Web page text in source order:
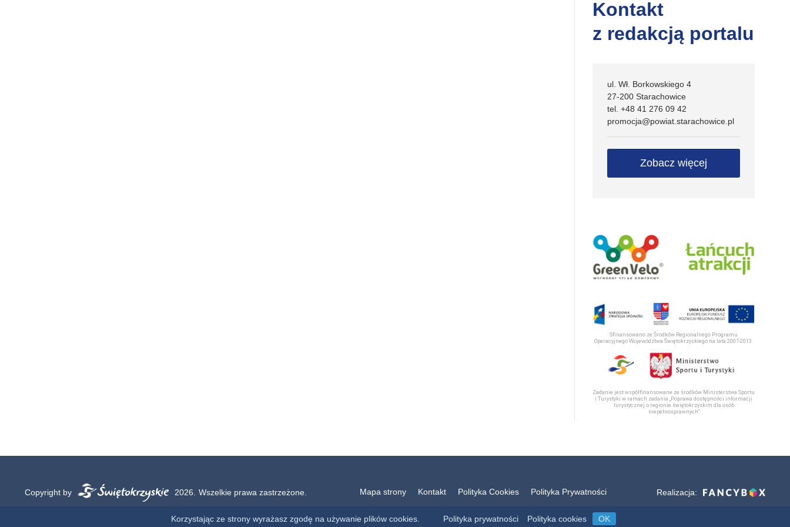
Kontakt
z redakcją portalu
ul. Wł. Borkowskiego 4
27-200 Starachowice
tel. +48 41 276 09 42
promocja@powiat.starachowice.pl
Zobacz więcej
Sfinansowano ze Środków Regionalnego Programu
Operacyjnego Województwa Świętokrzyskiego na lata 2007-2013.
Zadanie jest współfinansowane ze środków Ministerstwa Sportu
i Turystyki w ramach zadania „Poprawa dostępności informacji
turystycznej o regionie świętokrzyskim dla osób
niepełnosprawnych“
Copyright by 2026. Wszelkie prawa zastrzeżone. Mapa strony Kontakt Polityka Cookies Polityka Prywatności Realizacja:
Korzystając ze strony wyrażasz zgodę na używanie plików cookies. Polityka prywatności Polityka cookies OK